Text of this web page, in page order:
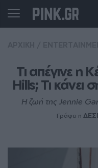
Τι απέγινε η
Hills; Τι κάνει
Η ζωή της Jennie
Γράφει η